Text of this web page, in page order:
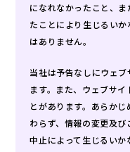
になれなかったこと、
たことにより生じるい
はありません。
当社は予告なしにウェ
ます。また、ウェブサ
とがあります。あらか
わらず、情報の変更及
中止によって生じるいか